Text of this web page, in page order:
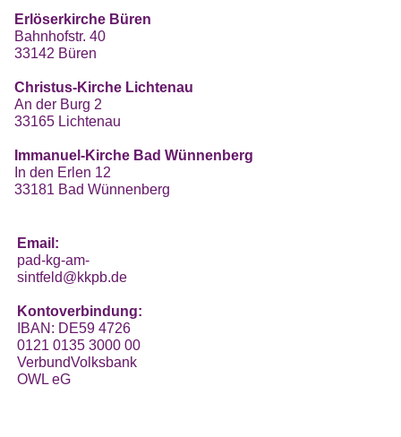
Erlöserkirche Büren
Bahnhofstr. 40
33142 Büren
Christus-Kirche Lichtenau
An der Burg 2
33165 Lichtenau
Immanuel-Kirche Bad Wünnenberg
In den Erlen 12
33181 Bad Wünnenberg
Email:
pad-kg-am-
sintfeld@kkpb.de
Kontoverbindung:
IBAN: DE59 4726
0121 0135 3000 00
VerbundVolksbank
OWL eG